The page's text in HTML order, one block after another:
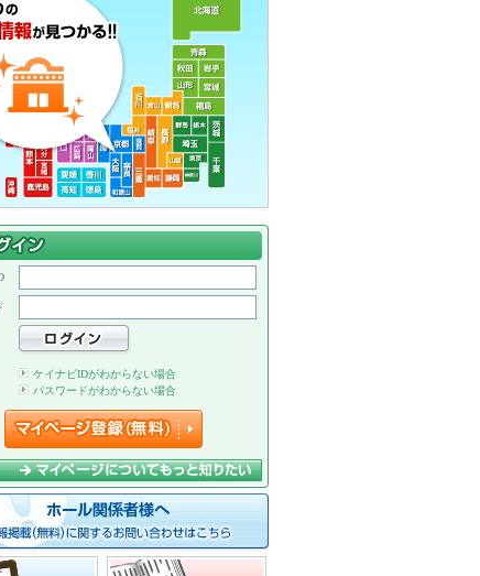
ケイナビIDがわからない場合
パスワードがわからない場合